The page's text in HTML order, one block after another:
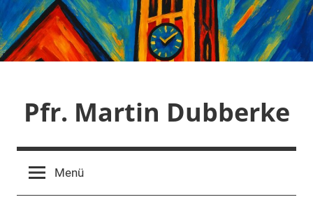
Zum
Inhalt
springen
Pfr. Martin Dubberke
Menü